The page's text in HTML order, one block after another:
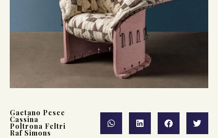
Gaetano Pesce
Cassina
Poltrona Feltri
Raf Simons